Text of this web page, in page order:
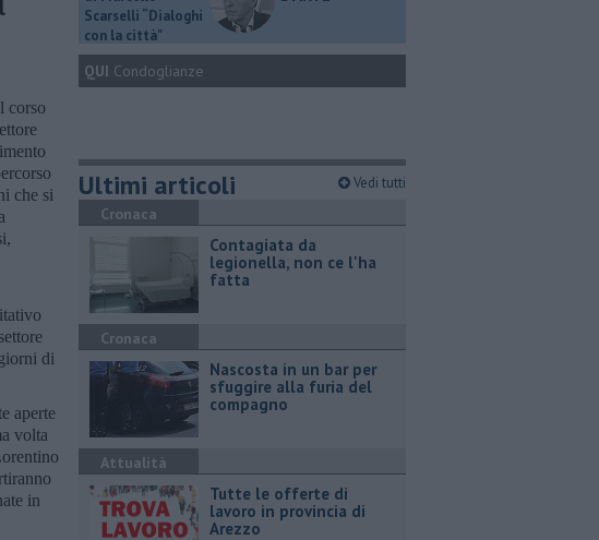
corso
che si
di
aperte
volta
in
Scarselli “Dialoghi
con la città"
QUI Condoglianze
Ultimi articoli Vedi tutti
Cronaca
Contagiata da
legionella, non ce l'ha
fatta
Cronaca
Nascosta in un bar per
sfuggire alla furia del
compagno
Attualità
​Tutte le offerte di
lavoro in provincia di
Arezzo